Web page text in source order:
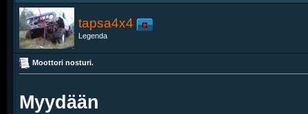
tapsa4x4
Legenda
Moottori nosturi.
Myydään